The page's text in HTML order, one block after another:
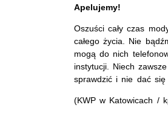
Apelujemy!
Oszuści cały czas
całego życia. Nie
mogą do nich
instytucji. Niech
sprawdzić i nie dać się
(KWP w Katowicach /